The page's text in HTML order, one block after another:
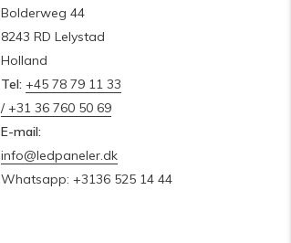
Bolderweg 44
8243 RD Lelystad
Holland
Tel: +45 78 79 11 33
/ +31 36 760 50 69
E-mail:
info@ledpaneler.dk
Whatsapp: +3136 525 14 44